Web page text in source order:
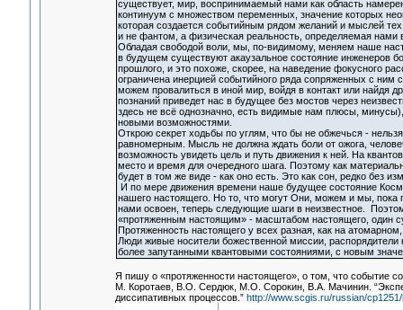
существует, мир, воспринимаемый нами как область
континуум с множеством переменных, значение которых
которая создается событийным рядом желаний и мыслей
и не фантом, а физическая реальность, определяемая нами
Обладая свободой воли, мы, по-видимому, меняем наше
в будущем существуют акаузальное состояние инженеров
прошлого, и это похоже, скорее, на наведение фокусного
ограничена инерцией событийного ряда сопряженных с
можем провалиться в иной мир, войдя в контакт или найдя
познаний приведет нас в будущее без мостов через
здесь не всё однозначно, есть видимые нам плюсы,
новыми возможностями.
Открою секрет ходьбы по углям, что бы не обжечься -
равномерным. Мысль не должна ждать боли от ожога,
возможность увидеть цель и путь движения к ней. На
место и время для очередного шага. Поэтому как
будет в том же виде - как оно есть. Это как сон, редко без
И по мере движения времени наше будущее состояние
нашего настоящего. Но то, что могут Они, можем и мы, пока
нами освоен, теперь следующие шаги в неизвестное.
«протяженным настоящим» - масштабом настоящего, один
Протяженность настоящего у всех разная, как на
Люди живые носители божественной миссии,
более запутанными квантовыми состояниями, с новым
Я пишу о «протяженности настоящего», о том, что событие
М. Коротаев, В.О. Сердюк, М.О. Сорокин, В.А. Мачинин.
диссипативных процессов.” http://www.scgis.ru/russian/